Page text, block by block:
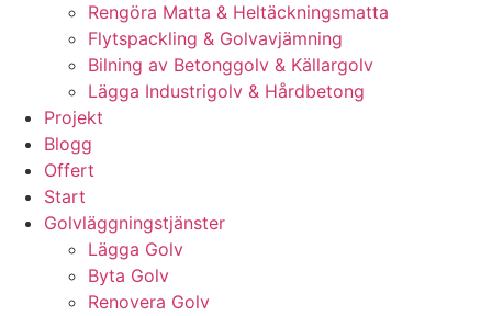
Rengöra Matta & Heltäckningsmatta
Flytspackling & Golvavjämning
Bilning av Betonggolv & Källargolv
Lägga Industrigolv & Hårdbetong
Projekt
Blogg
Offert
Start
Golvläggningstjänster
Lägga Golv
Byta Golv
Renovera Golv